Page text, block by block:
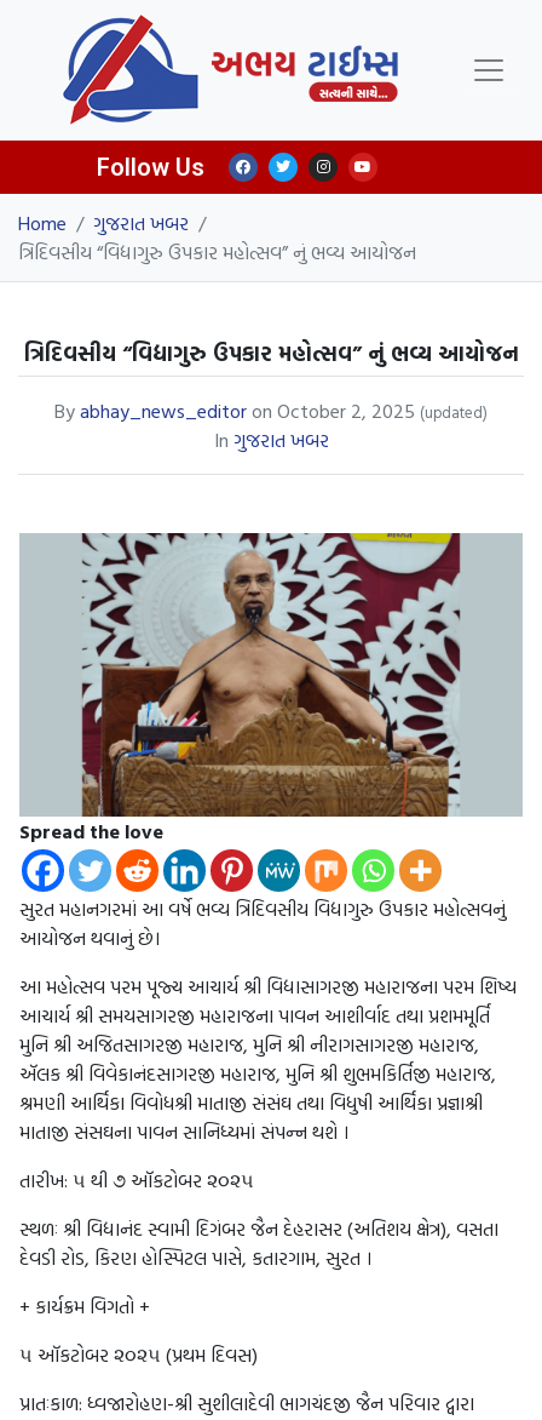
Follow Us
Home / ગુજરાત ખબર /
ત્રિદિવસીય “વિદ્યાગુરુ ઉપકાર મહોત્સવ” નું ભવ્ય આયોજન
ત્રિદિવસીય “વિદ્યાગુરુ ઉપકાર મહોત્સવ” નું ભવ્ય આયોજન
Byabhay_news_editoron October 2, 2025 (updated)
In ગુજરાત ખબર
Spread the love
સુરત મહાનગરમાં આ વર્ષે ભવ્ય ત્રિદિવસીય વિદ્યાગુરુ ઉપકાર મહોત્સવનું
આયોજન થવાનું છે।
આ મહોત્સવ પરમ પૂજ્ય આચાર્ય શ્રી વિદ્યાસાગરજી મહારાજના પરમ શિષ્ય
આચાર્ય શ્રી સમયસાગરજી મહારાજના પાવન આશીર્વાદ તથા પ્રશમમૂર્તિ
મુનિ શ્રી અજિતસાગરજી મહારાજ, મુનિ શ્રી નીરાગસાગરજી મહારાજ,
ઍલક શ્રી વિવેકાનંદસાગરજી મહારાજ, મુનિ શ્રી શુભમકિર્તિજી મહારાજ,
શ્રમણી આર્થિકા વિવોધશ્રી માતાજી સંસંઘ તથા વિધુષી આર્થિકા પ્રજ્ઞાશ્રી
માતાજી સંસઘના પાવન સાનિધ્યમાં સંપન્ન થશે ।
તારીખ: ૫ થી ૭ ઑકટોબર ૨૦૨૫
સ્થળઃ શ્રી વિદ્યાનંદ સ્વામી દિગંબર જૈન દેહરાસર (અતિશય ક્ષેત્ર), વસતા
દેવડી રોડ, કિરણ હોસ્પિટલ પાસે, કતારગામ, સુરત ।
+ કાર્યક્રમ વિગતો +
૫ ઑકટોબર ૨૦૨૫ (પ્રથમ દિવસ)
પ્રાતઃકાળ: ધ્વજારોહણ-શ્રી સુશીલાદેવી ભાગચંદજી જૈન પરિવાર દ્વારા